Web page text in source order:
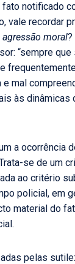
notificado
vale recordar
moral?
“sempre
mal
às
a ocorrência
se de um
ao critério
policial,
material do
pelas